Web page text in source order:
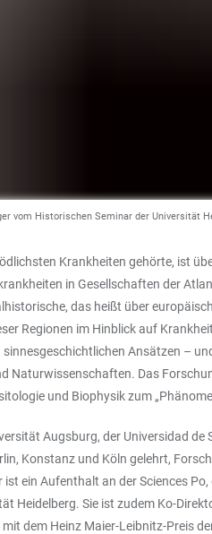
vom Historischen Seminar der Universität
Krankheiten gehörte, ist
in Gesellschaften der
das heißt über
Regionen im Hinblick auf
Ansätzen –
Naturwissenschaften. Das
und Biophysik zum
Augsburg, der Universidad
Konstanz und Köln gelehrt,
ein Aufenthalt an der Sciences
Heidelberg. Sie ist zudem Ko-
dem Heinz Maier-Leibnitz-Preis